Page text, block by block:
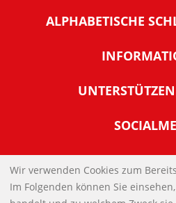
ALPHABETISCHE
Warum
Tipps zur Nutzung der
Banner und E-
Links
Werden Sie
Spenden Sie
Wir verwenden Cookies zum
Im Folgenden können Sie